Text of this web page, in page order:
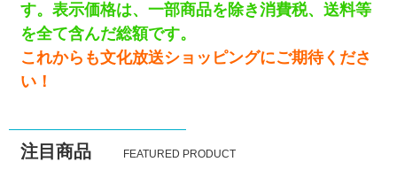
す。 表示価格は、一部商品を除き消費税、送料等
を全て含んだ総額です。
これからも文化放送ショッピングにご期待くださ
い！
注目商品 FEATURED PRODUCT